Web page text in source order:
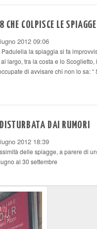
COLPISCE LE
2012 09:06
la spiaggia si fa
largo, tra la costa e lo
di avvisare chi non lo sa:
DAI RUMORI
2012 18:39
delle spiagge, a parere di
al 30 settembre